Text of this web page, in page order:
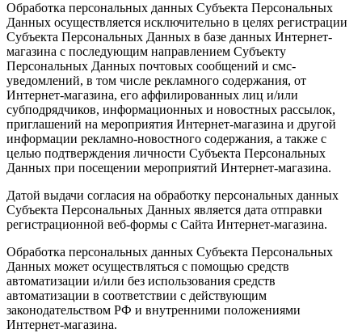
Обработка персональных данных Субъекта Персональных
Данных осуществляется исключительно в целях регистрации
Субъекта Персональных Данных в базе данных Интернет-
магазина с последующим направлением Субъекту
Персональных Данных почтовых сообщений и смс-
уведомлений, в том числе рекламного содержания, от
Интернет-магазина, его аффилированных лиц и/или
субподрядчиков, информационных и новостных рассылок,
приглашений на мероприятия Интернет-магазина и другой
информации рекламно-новостного содержания, а также с
целью подтверждения личности Субъекта Персональных
Данных при посещении мероприятий Интернет-магазина.
Датой выдачи согласия на обработку персональных данных
Субъекта Персональных Данных является дата отправки
регистрационной веб-формы с Сайта Интернет-магазина.
Обработка персональных данных Субъекта Персональных
Данных может осуществляться с помощью средств
автоматизации и/или без использования средств
автоматизации в соответствии с действующим
законодательством РФ и внутренними положениями
Интернет-магазина.